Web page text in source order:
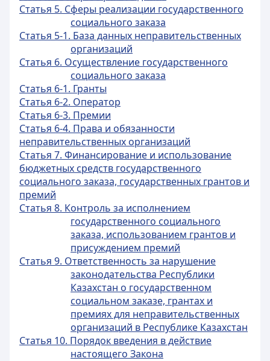
Статья 5. Сферы реализации государственного
социального заказа
Статья 5-1. База данных неправительственных
организаций
Статья 6. Осуществление государственного
социального заказа
Статья 6-1. Гранты
Статья 6-2. Оператор
Статья 6-3. Премии
Статья 6-4. Права и обязанности
неправительственных организаций
Статья 7. Финансирование и использование
бюджетных средств государственного
социального заказа, государственных грантов и
премий
Статья 8. Контроль за исполнением
государственного социального
заказа, использованием грантов и
присуждением премий
Статья 9. Ответственность за нарушение
законодательства Республики
Казахстан о государственном
социальном заказе, грантах и
премиях для неправительственных
организаций в Республике Казахстан
Статья 10. Порядок введения в действие
настоящего Закона